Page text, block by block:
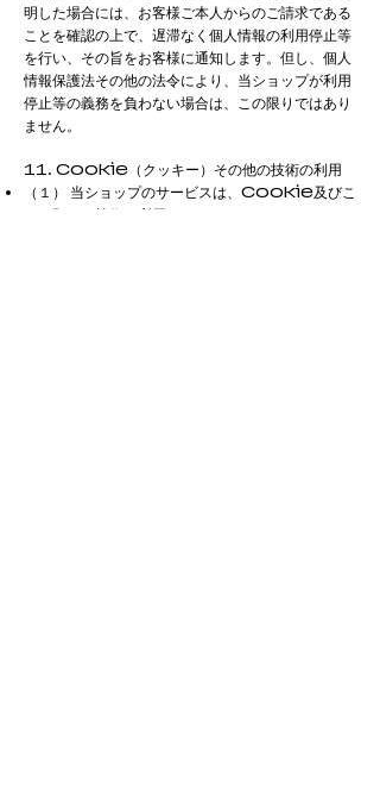
明した場合には、お客様ご本人からのご請求である
ことを確認の上で、遅滞なく個人情報の利用停止等
を行い、その旨をお客様に通知します。但し、個人
情報保護法その他の法令により、当ショップが利用
停止等の義務を負わない場合は、この限りではあり
ません。
11. Cookie（クッキー）その他の技術の利用
（１） 当ショップのサービスは、Cookie及びこ
れに類する技術を利用することがあります。これら